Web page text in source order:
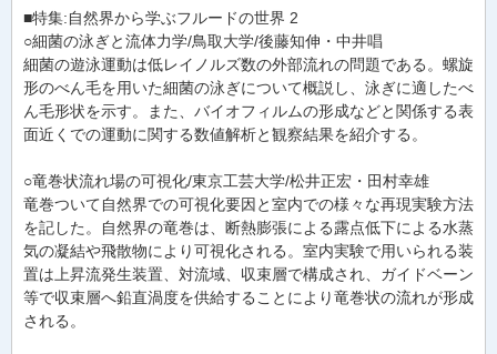
■特集:自然界から学ぶフルードの世界 2
○細菌の泳ぎと流体力学/鳥取大学/後藤知伸・中井唱
細菌の遊泳運動は低レイノルズ数の外部流れの問題である。螺旋
形のべん毛を用いた細菌の泳ぎについて概説し、泳ぎに適したべ
ん毛形状を示す。また、バイオフィルムの形成などと関係する表
面近くでの運動に関する数値解析と観察結果を紹介する。
○竜巻状流れ場の可視化/東京工芸大学/松井正宏・田村幸雄
竜巻ついて自然界での可視化要因と室内での様々な再現実験方法
を記した。自然界の竜巻は、断熱膨張による露点低下による水蒸
気の凝結や飛散物により可視化される。室内実験で用いられる装
置は上昇流発生装置、対流域、収束層で構成され、ガイドベーン
等で収束層へ鉛直渦度を供給することにより竜巻状の流れが形成
される。